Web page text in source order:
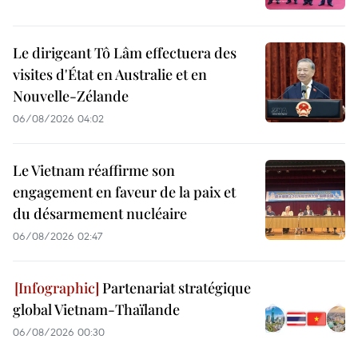
Le dirigeant Tô Lâm effectuera des
visites d'État en Australie et en
Nouvelle-Zélande
06/08/2026 04:02
Le Vietnam réaffirme son
engagement en faveur de la paix et
du désarmement nucléaire
06/08/2026 02:47
Partenariat stratégique
global Vietnam-Thaïlande
06/08/2026 00:30